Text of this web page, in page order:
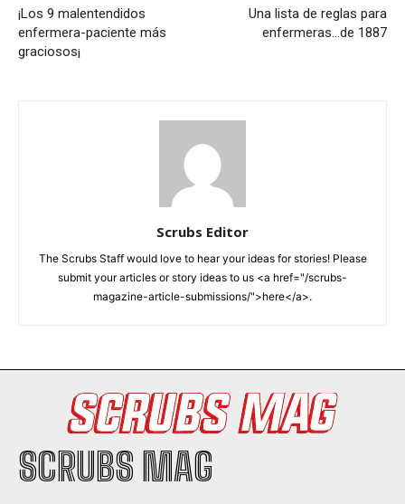
¡Los 9 malentendidos
enfermera-paciente más
graciosos¡
Una lista de reglas para
enfermeras…de 1887
Scrubs Editor
The Scrubs Staff would love to hear your ideas for stories! Please
submit your articles or story ideas to us <a href="/scrubs-
magazine-article-submissions/">here</a>.
SCRUBS MAG